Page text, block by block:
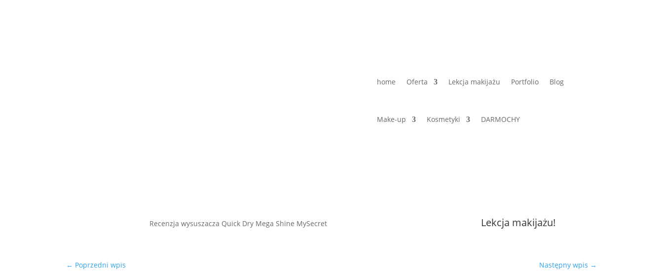
home Oferta Lekcja makijażu Portfolio Blog
Make-up Kosmetyki DARMOCHY
Recenzja wysuszacza Quick Dry Mega Shine MySecret Lekcja makijażu!
← Poprzedni wpis Następny wpis →